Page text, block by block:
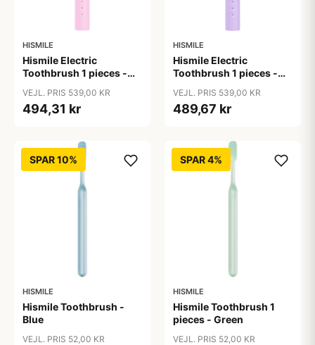
HISMILE
Hismile Electric
Toothbrush 1 pieces -
VEJL. PRIS 539,00 KR
494,31 kr
HISMILE
Hismile Electric
Toothbrush 1 pieces -
VEJL. PRIS 539,00 KR
489,67 kr
SPAR 10%
HISMILE
Hismile Toothbrush -
Blue
VEJL. PRIS 52,00 KR
SPAR 4%
HISMILE
Hismile Toothbrush 1
pieces - Green
VEJL. PRIS 52,00 KR